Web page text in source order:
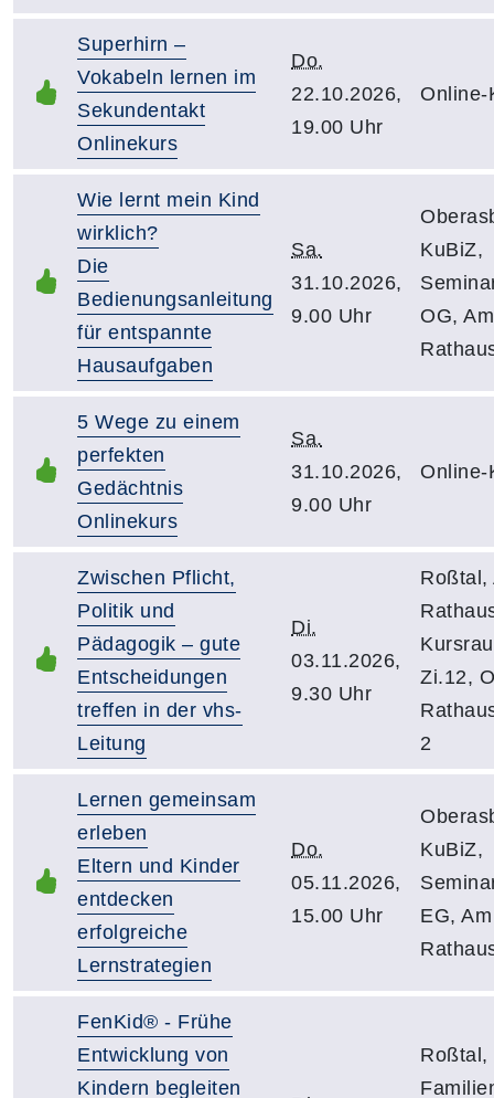
Superhirn –
Vokabeln lernen im
Sekundentakt
Onlinekurs
Do.
22.10.2026,
19.00 Uhr
Online-
Wie lernt mein Kind
wirklich?
Die
Bedienungsanleitung
für entspannte
Hausaufgaben
Sa.
31.10.2026,
9.00 Uhr
KuBiZ,
OG, Am
5 Wege zu einem
perfekten
Gedächtnis
Onlinekurs
Sa.
31.10.2026,
9.00 Uhr
Online-
Zwischen Pflicht,
Politik und
Pädagogik – gute
Entscheidungen
treffen in der vhs-
Leitung
Di.
03.11.2026,
9.30 Uhr
Roßtal,
Zi.12,
2
Lernen gemeinsam
erleben
Eltern und Kinder
entdecken
erfolgreiche
Lernstrategien
Do.
05.11.2026,
15.00 Uhr
KuBiZ,
EG, Am
FenKid® - Frühe
Entwicklung von
Kindern begleiten
Roßtal,